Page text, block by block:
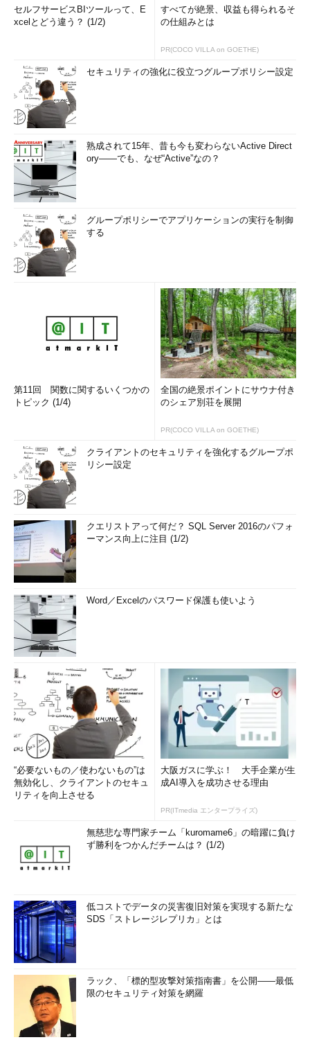
セルフサービスBIツールって、E
xcelとどう違う？ (1/2)
すべてが絶景、収益も得られるそ
の仕組みとは
PR(COCO VILLA on GOETHE)
セキュリティの強化に役立つグループポリシー設定
熟成されて15年、昔も今も変わらないActive Direct
ory――でも、なぜ“Active”なの？
グループポリシーでアプリケーションの実行を制御
する
第11回 関数に関するいくつかの
トピック (1/4)
全国の絶景ポイントにサウナ付き
のシェア別荘を展開
PR(COCO VILLA on GOETHE)
クライアントのセキュリティを強化するグループポ
リシー設定
クエリストアって何だ？ SQL Server 2016のパフォ
ーマンス向上に注目 (1/2)
Word／Excelのパスワード保護も使いよう
“必要ないもの／使わないもの”は
無効化し、クライアントのセキュ
リティを向上させる
大阪ガスに学ぶ！ 大手企業が生
成AI導入を成功させる理由
PR(ITmedia エンタープライズ)
無慈悲な専門家チーム「kuromame6」の暗躍に負け
ず勝利をつかんだチームは？ (1/2)
低コストでデータの災害復旧対策を実現する新たな
SDS「ストレージレプリカ」とは
ラック、「標的型攻撃対策指南書」を公開――最低
限のセキュリティ対策を網羅